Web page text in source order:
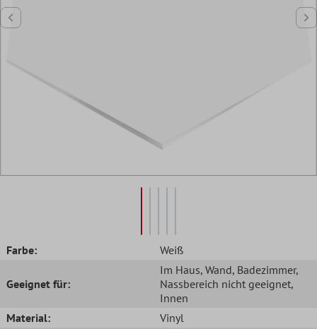
Farbe: Weiß
Geeignet für:
Im Haus, Wand, Badezimmer,
Nassbereich nicht geeignet,
Innen
Material:
Vinyl